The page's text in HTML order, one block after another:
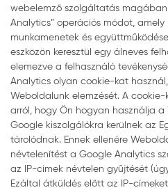
webelemző szolgáltatás magában
Analytics” operációs módot,
munkamenetek és
eszközön keresztül egy álneves
elemezve a felhasználó
Analytics olyan cookie-kat
Weboldalunk elemzését. A
arról, hogy Ön hogyan használja
Google kiszolgálókra kerülnek az
tárolódnak. Ennek ellenére
névtelenítést a Google Analytics
az IP-címek névtelen gyűjtését
Ezáltal átküldés előtt az IP-